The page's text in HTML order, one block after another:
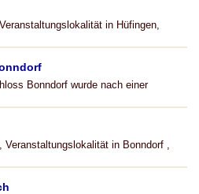
in Hüfingen,
Bonndorf wurde nach einer
Veranstaltungslokalität in Bonndorf ,